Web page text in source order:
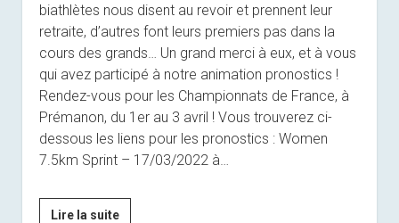
biathlètes nous disent au revoir et prennent leur
retraite, d’autres font leurs premiers pas dans la
cours des grands… Un grand merci à eux, et à vous
qui avez participé à notre animation pronostics !
Rendez-vous pour les Championnats de France, à
Prémanon, du 1er au 3 avril ! Vous trouverez ci-
dessous les liens pour les pronostics : Women
7.5km Sprint – 17/03/2022 à…
Lire la suitePronostics